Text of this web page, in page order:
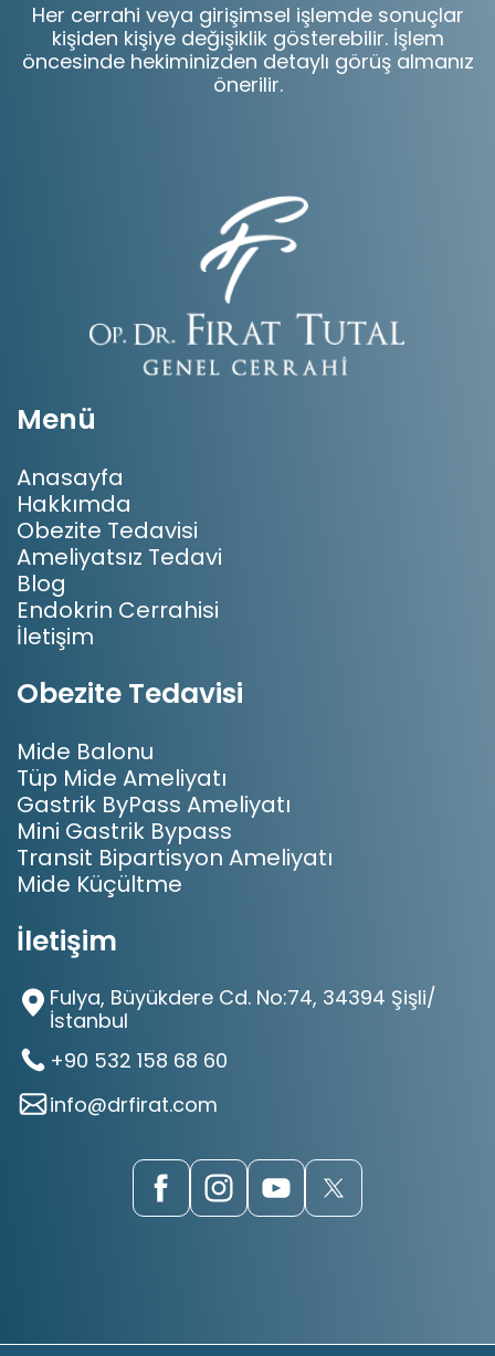
Her cerrahi veya girişimsel işlemde sonuçlar
kişiden kişiye değişiklik gösterebilir. İşlem
öncesinde hekiminizden detaylı görüş almanız
önerilir.
Menü
Anasayfa
Hakkımda
Obezite Tedavisi
Ameliyatsız Tedavi
Blog
Endokrin Cerrahisi
İletişim
Obezite Tedavisi
Mide Balonu
Tüp Mide Ameliyatı
Gastrik ByPass Ameliyatı
Mini Gastrik Bypass
Transit Bipartisyon Ameliyatı
Mide Küçültme
İletişim
Fulya, Büyükdere Cd. No:74, 34394 Şişli/
İstanbul
+90 532 158 68 60‬
info@drfirat.com